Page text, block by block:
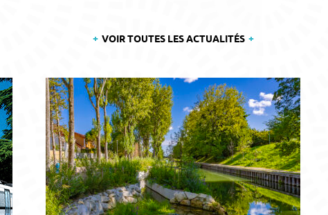
VOIR TOUTES LES ACTUALITÉS